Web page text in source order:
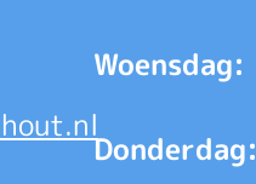
Woensdag:
Donderdag: